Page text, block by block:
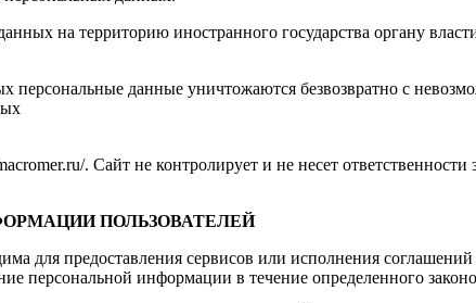
на территорию иностранного государства органу
данные уничтожаются безвозвратно с
. Сайт не контролирует и не несет ответственности
ПОЛЬЗОВАТЕЛЕЙ
для предоставления сервисов или исполнения соглашений
персональной информации в течение определенного